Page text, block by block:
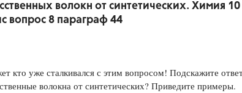
Разумовская М.М.,Габриелян
волокн от синтетических. Химия 10
вопрос 8 параграф 44
кто уже сталкивался с этим вопросом! Подскажите
волокна от синтетических? Приведите примеры.